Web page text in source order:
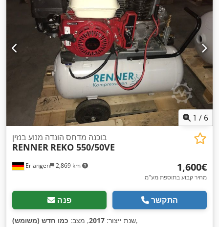
1 / 6
Erlangen 2,869 km
בוכנה מדחס הונדה מנוע בנזין
RENNER REKO 550/50VE
‏1,600 ‏€
מחיר קבוע בתוספת מע"מ
פנה התקשר
שנת ייצור: 2017, מצב: כמו חדש (משומש) ,